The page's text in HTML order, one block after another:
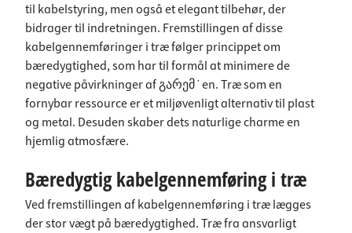
til kabelstyring, men også et elegant tilbehør, der
bidrager til indretningen. Fremstillingen af disse
kabelgennemføringer i træ følger princippet om
bæredygtighed, som har til formål at minimere de
negative påvirkninger af გარემ˙en. Træ som en
fornybar ressource er et miljøvenligt alternativ til plast
og metal. Desuden skaber dets naturlige charme en
hjemlig atmosfære.
Bæredygtig kabelgennemføring i træ
Ved fremstillingen af kabelgennemføring i træ lægges
der stor vægt på bæredygtighed. Træ fra ansvarligt